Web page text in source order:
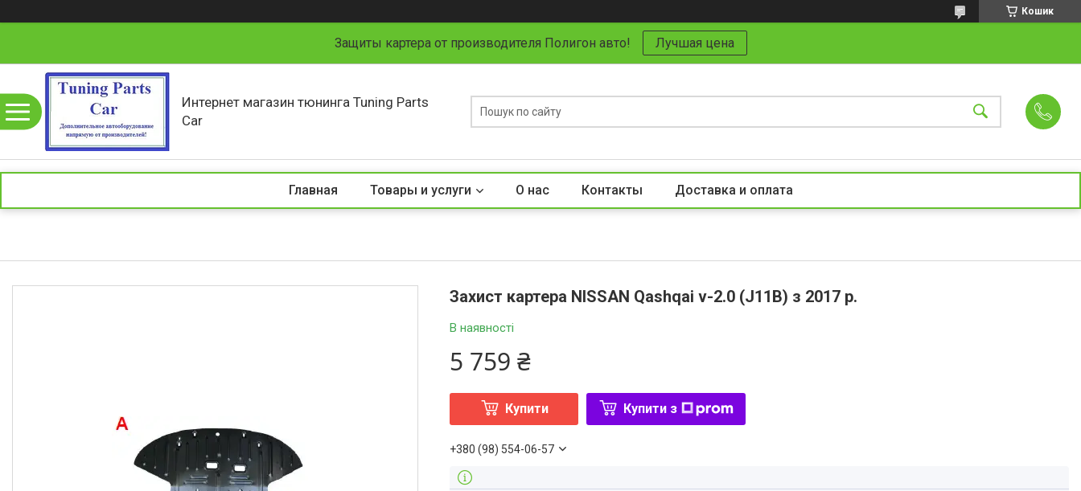
Кошик
Защиты картера от производителя Полигон авто! Лучшая цена
Интернет магазин тюнинга Tuning Parts
Car
Главная Товары и услуги О нас Контакты Доставка и оплата
Захист картера NISSAN Qashqai v-2.0 (J11B) з 2017 р.
В наявності
5 759 ₴
Купити Купити з
+380 (98) 554-06-57